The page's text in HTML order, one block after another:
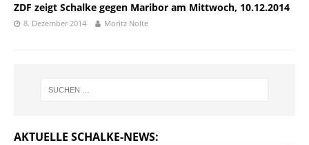
ZDF zeigt Schalke gegen Maribor am Mittwoch, 10.12.2014
8. Dezember 2014 Moritz Nolte
AKTUELLE SCHALKE-NEWS: